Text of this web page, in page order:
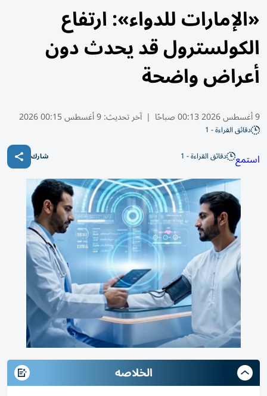
«الإمارات للدواء»: ارتفاع
الكولسترول قد يحدث دون
أعراض واضحة
9 أغسطس 2026 00:13 صباحًا | آخر تحديث:9 أغسطس 00:15 2026
دقائق القراءة - 1
استمع دقائق القراءة - 1 شارك
الخلاصه